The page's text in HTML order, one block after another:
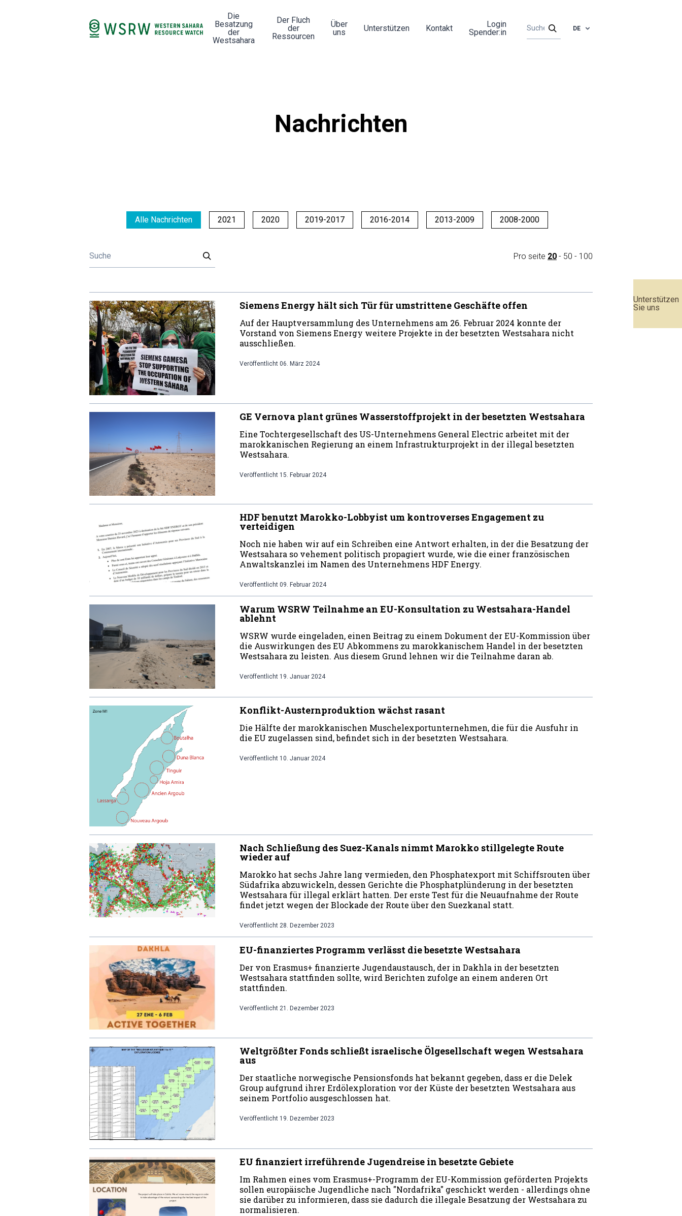
Unterstützen
Sie uns
Die
Besatzung
der
Westsahara
Der Fluch
der
Ressourcen
Über
uns
Unterstützen Kontakt
Login
Spender:in
DE
Nachrichten
Alle Nachrichten 2021 2020 2019-2017 2016-2014 2013-2009 2008-2000
Pro seite 20 - 50 - 100
Siemens Energy hält sich Tür für umstrittene Geschäfte offen
Auf der Hauptversammlung des Unternehmens am 26. Februar 2024 konnte der
Vorstand von Siemens Energy weitere Projekte in der besetzten Westsahara nicht
ausschließen.
Veröffentlicht 06. März 2024
GE Vernova plant grünes Wasserstoffprojekt in der besetzten Westsahara
Eine Tochtergesellschaft des US-Unternehmens General Electric arbeitet mit der
marokkanischen Regierung an einem Infrastrukturprojekt in der illegal besetzten
Westsahara.
Veröffentlicht 15. Februar 2024
HDF benutzt Marokko-Lobbyist um kontroverses Engagement zu
verteidigen
Noch nie haben wir auf ein Schreiben eine Antwort erhalten, in der die Besatzung der
Westsahara so vehement politisch propagiert wurde, wie die einer französischen
Anwaltskanzlei im Namen des Unternehmens HDF Energy.
Veröffentlicht 09. Februar 2024
Warum WSRW Teilnahme an EU-Konsultation zu Westsahara-Handel
ablehnt
WSRW wurde eingeladen, einen Beitrag zu einem Dokument der EU-Kommission über
die Auswirkungen des EU Abkommens zu marokkanischem Handel in der besetzten
Westsahara zu leisten. Aus diesem Grund lehnen wir die Teilnahme daran ab.
Veröffentlicht 19. Januar 2024
Konflikt-Austernproduktion wächst rasant
Die Hälfte der marokkanischen Muschelexportunternehmen, die für die Ausfuhr in
die EU zugelassen sind, befindet sich in der besetzten Westsahara.
Veröffentlicht 10. Januar 2024
Nach Schließung des Suez-Kanals nimmt Marokko stillgelegte Route
wieder auf
Marokko hat sechs Jahre lang vermieden, den Phosphatexport mit Schiffsrouten über
Südafrika abzuwickeln, dessen Gerichte die Phosphatplünderung in der besetzten
Westsahara für illegal erklärt hatten. Der erste Test für die Neuaufnahme der Route
findet jetzt wegen der Blockade der Route über den Suezkanal statt.
Veröffentlicht 28. Dezember 2023
EU-finanziertes Programm verlässt die besetzte Westsahara
Der von Erasmus+ finanzierte Jugendaustausch, der in Dakhla in der besetzten
Westsahara stattfinden sollte, wird Berichten zufolge an einem anderen Ort
stattfinden.
Veröffentlicht 21. Dezember 2023
Weltgrößter Fonds schließt israelische Ölgesellschaft wegen Westsahara
aus
Der staatliche norwegische Pensionsfonds hat bekannt gegeben, dass er die Delek
Group aufgrund ihrer Erdölexploration vor der Küste der besetzten Westsahara aus
seinem Portfolio ausgeschlossen hat.
Veröffentlicht 19. Dezember 2023
EU finanziert irreführende Jugendreise in besetzte Gebiete
Im Rahmen eines vom Erasmus+-Programm der EU-Kommission geförderten Projekts
sollen europäische Jugendliche nach "Nordafrika" geschickt werden - allerdings ohne
sie darüber zu informieren, dass sie dadurch die illegale Besatzung der Westsahara zu
normalisieren.